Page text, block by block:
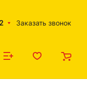
Заказать звонок